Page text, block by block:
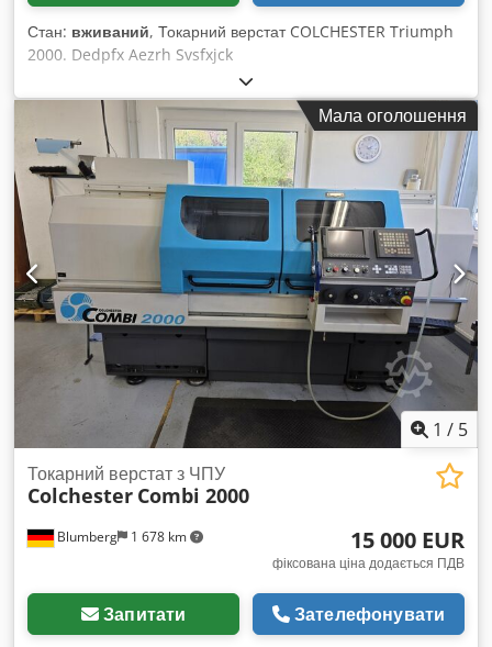
Стан: вживаний, Токарний верстат COLCHESTER Triumph
2000. Dedpfx Aezrh Svsfxjck
Мала оголошення
1 / 5
Blumberg 1 678 km
Токарний верстат з ЧПУ
Colchester Combi 2000
15 000 EUR
фіксована ціна додається ПДВ
Запитати Зателефонувати